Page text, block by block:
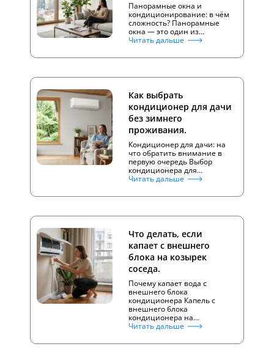
Панорамные окна и
кондиционирование: в чём
сложность? Панорамные
окна — это один из…
Читать дальше
Как выбрать
кондиционер для дачи
без зимнего
проживания.
Кондиционер для дачи: на
что обратить внимание в
первую очередь Выбор
кондиционера для…
Читать дальше
Что делать, если
капает с внешнего
блока на козырек
соседа.
Почему капает вода с
внешнего блока
кондиционера Капель с
внешнего блока
кондиционера на…
Читать дальше